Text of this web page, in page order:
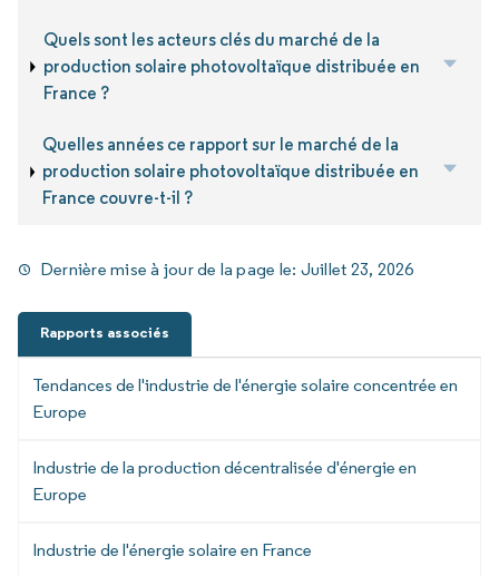
Quels sont les acteurs clés du marché de la
production solaire photovoltaïque distribuée en
France ?
Quelles années ce rapport sur le marché de la
production solaire photovoltaïque distribuée en
France couvre-t-il ?
Dernière mise à jour de la page le: Juillet 23, 2026
Rapports associés
Tendances de l'industrie de l'énergie solaire concentrée en
Europe
Industrie de la production décentralisée d'énergie en
Europe
Industrie de l'énergie solaire en France